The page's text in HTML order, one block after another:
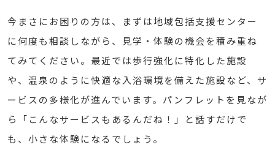
今まさにお困りの方は、まずは地域包括支援センター
に何度も相談しながら、見学・体験の機会を積み重ね
てみてください。最近では歩行強化に特化した施設
や、温泉のように快適な入浴環境を備えた施設など、サ
ービスの多様化が進んでいます。パンフレットを見なが
ら「こんなサービスもあるんだね！」と話すだけで
も、小さな体験になるでしょう。